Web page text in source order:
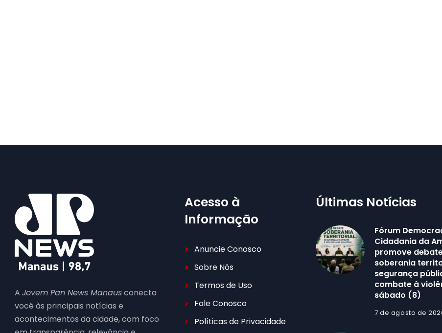
A Jovem Pan News Manausconecta
você às principais notícias e
acontecimentos da cidade, com foco
Acesso à
Informação
Anuncie Conosco
Sobre Nós
Termos de Uso
Fale Conosco
Políticas de Privacidade
Últimas Notícias
Fórum
Cidadania da
promove
soberania
segurança
combate à
sábado (8)
7 de agosto de